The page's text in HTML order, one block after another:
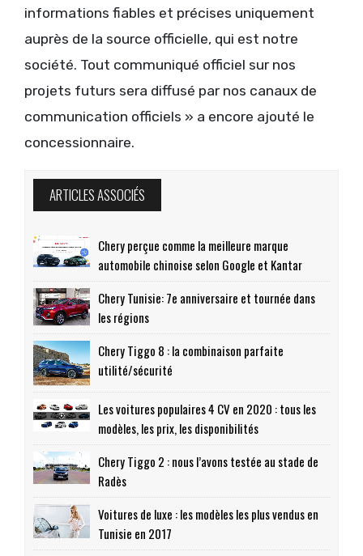
informations fiables et précises uniquement
auprès de la source officielle, qui est notre
société. Tout communiqué officiel sur nos
projets futurs sera diffusé par nos canaux de
communication officiels » a encore ajouté le
concessionnaire.
ARTICLES ASSOCIÉS
Chery perçue comme la meilleure marque
automobile chinoise selon Google et Kantar
Chery Tunisie: 7e anniversaire et tournée dans
les régions
Chery Tiggo 8 : la combinaison parfaite
utilité/sécurité
Les voitures populaires 4 CV en 2020 : tous les
modèles, les prix, les disponibilités
Chery Tiggo 2 : nous l’avons testée au stade de
Radès
Voitures de luxe : les modèles les plus vendus en
Tunisie en 2017